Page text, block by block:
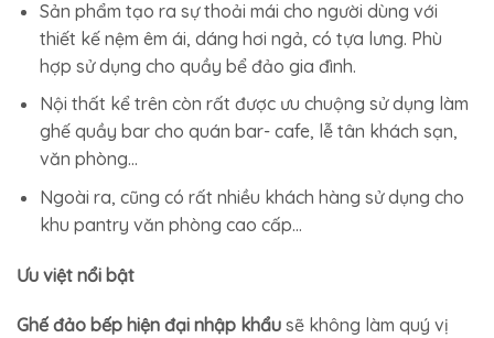
Sản phẩm tạo ra sự thoải mái cho người dùng với
thiết kế nệm êm ái, dáng hơi ngả, có tựa lưng. Phù
hợp sử dụng cho quầy bể đảo gia đình.
Nội thất kể trên còn rất được ưu chuộng sử dụng làm
ghế quầy bar cho quán bar- cafe, lễ tân khách sạn,
văn phòng…
Ngoài ra, cũng có rất nhiều khách hàng sử dụng cho
khu pantry văn phòng cao cấp…
Ưu việt nổi bật
Ghế đảo bếp hiện đại nhập khẩu sẽ không làm quý vị